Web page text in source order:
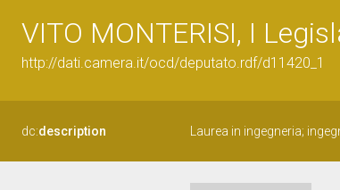
VITO MONTERISI, I
http://dati.camera.it/ocd/deputato.rdf/d11420_1
dc:description Laurea in ingegneria;